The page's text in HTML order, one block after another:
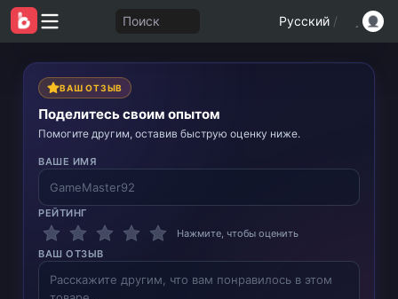
Поиск Русский /
ВАШ ОТЗЫВ
Поделитесь своим опытом
Помогите другим, оставив быструю оценку ниже.
ВАШЕ ИМЯ
РЕЙТИНГ
Нажмите, чтобы оценить
ВАШ ОТЗЫВ